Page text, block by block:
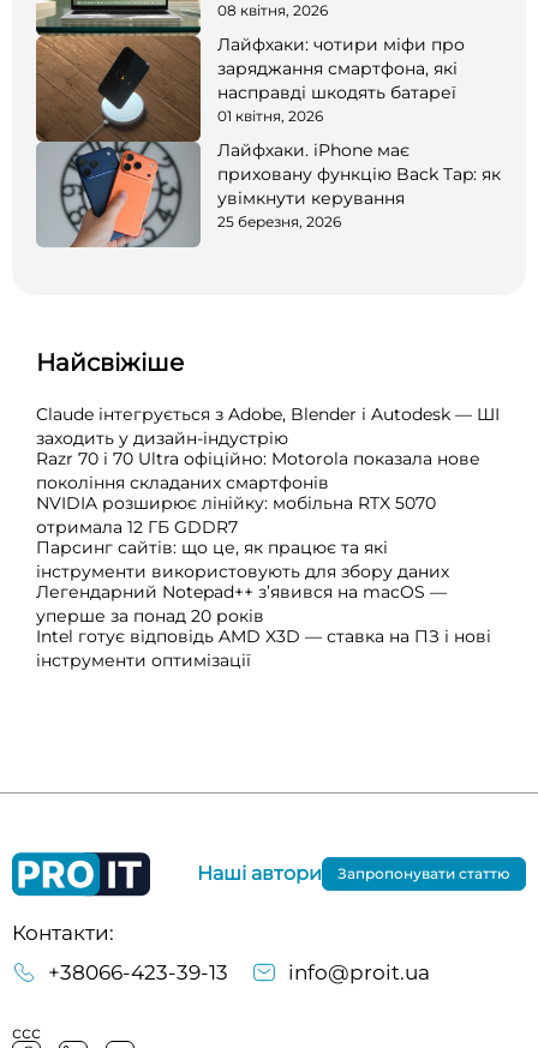
08 квітня, 2026
Лайфхаки: чотири міфи про
заряджання смартфона, які
насправді шкодять батареї
01 квітня, 2026
Лайфхаки. iPhone має
приховану функцію Back Tap: як
увімкнути керування
25 березня, 2026
Найсвіжіше
Claude інтегрується з Adobe, Blender і Autodesk — ШІ
заходить у дизайн-індустрію
Razr 70 і 70 Ultra офіційно: Motorola показала нове
покоління складаних смартфонів
NVIDIA розширює лінійку: мобільна RTX 5070
отримала 12 ГБ GDDR7
Парсинг сайтів: що це, як працює та які
інструменти використовують для збору даних
Легендарний Notepad++ з’явився на macOS —
уперше за понад 20 років
Intel готує відповідь AMD X3D — ставка на ПЗ і нові
інструменти оптимізації
Контакти:
+38066-423-39-13
info@proit.ua
ссс
Наші автори Запропонувати статтю